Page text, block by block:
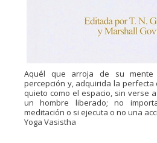
Aquél que arroja de su
percepción y, adquirida la perfecta
quieto como el espacio, sin verse
un hombre liberado; no
meditación o si ejecuta o no una
Yoga Vasistha